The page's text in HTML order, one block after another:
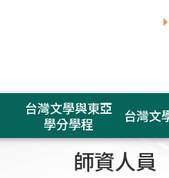
台灣文學與東亞
學分學程
台灣文
師資人員